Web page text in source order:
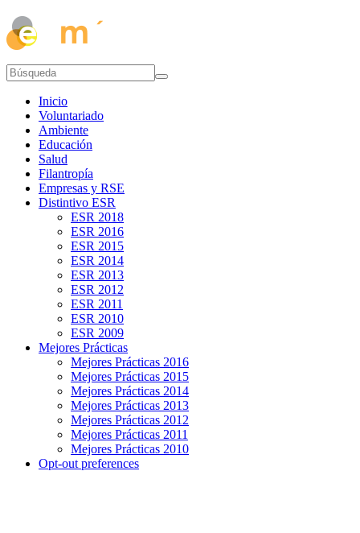
Inicio
Voluntariado
Ambiente
Educación
Salud
Filantropía
Empresas y RSE
Distintivo ESR
ESR 2018
ESR 2016
ESR 2015
ESR 2014
ESR 2013
ESR 2012
ESR 2011
ESR 2010
ESR 2009
Mejores Prácticas
Mejores Prácticas 2016
Mejores Prácticas 2015
Mejores Prácticas 2014
Mejores Prácticas 2013
Mejores Prácticas 2012
Mejores Prácticas 2011
Mejores Prácticas 2010
Opt-out preferences